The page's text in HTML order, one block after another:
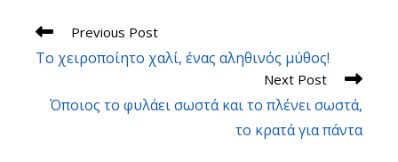
Read
articles
Previous Post
Το χειροποίητο χαλί, ένας αληθινός μύθος!
Next Post
Όποιος το φυλάει σωστά και το πλένει σωστά,
το κρατά για πάντα